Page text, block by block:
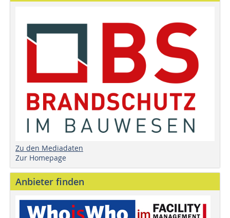
Zu den Mediadaten
Zur Homepage
Anbieter finden